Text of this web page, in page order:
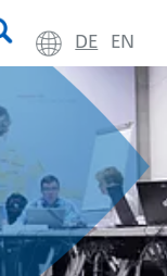
DE EN